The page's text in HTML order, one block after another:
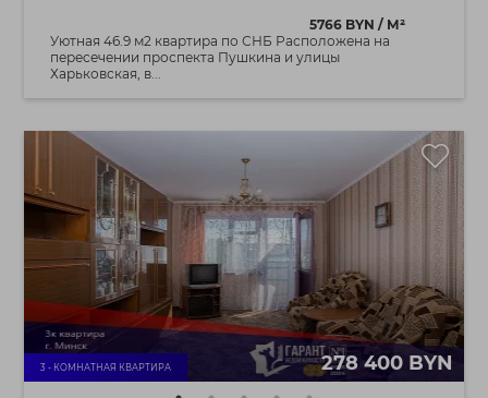
5766 BYN / М²
Уютная 46.9 м2 квартира по СНБ Расположена на
пересечении проспекта Пушкина и улицы
Харьковская, в...
3 - КОМНАТНАЯ КВАРТИРА 278 400 BYN